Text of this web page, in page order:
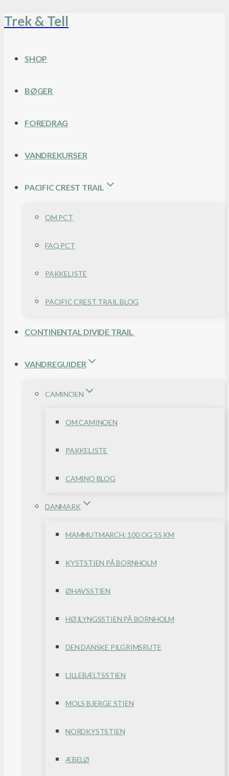
Fortsæt
Trek & Tell
SHOP
BØGER
FOREDRAG
VANDREKURSER
PACIFIC CREST TRAIL
OM PCT
FAQ PCT
PAKKELISTE
PACIFIC CREST TRAIL BLOG
CONTINENTAL DIVIDE TRAIL
VANDREGUIDER
CAMINOEN
OM CAMINOEN
PAKKELISTE
CAMINO BLOG
DANMARK
MAMMUTMARCH: 100 OG 55 KM
KYSTSTIEN PÅ BORNHOLM
ØHAVSSTIEN
HØJLYNGSSTIEN PÅ BORNHOLM
DEN DANSKE PILGRIMSRUTE
LILLEBÆLTSSTIEN
MOLS BJERGE STIEN
NORDKYSTSTIEN
ÆBELØ